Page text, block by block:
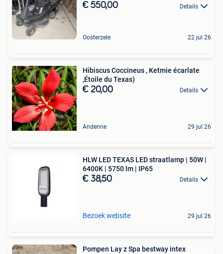
€ 550,00 Details
Oosterzele 22 jul 26
Hibiscus Coccineus , Ketmie écarlate
,Étoile du Texas)
€ 20,00 Details
Andenne 29 jul 26
HLW LED TEXAS LED straatlamp | 50W |
6400K | 5750 lm | IP65
€ 38,50 Details
Bezoek website 29 jul 26
Pompen Lay z Spa bestway intex